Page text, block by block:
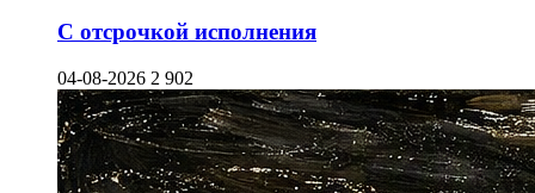
С отсрочкой исполнения
04-08-2026 2 902